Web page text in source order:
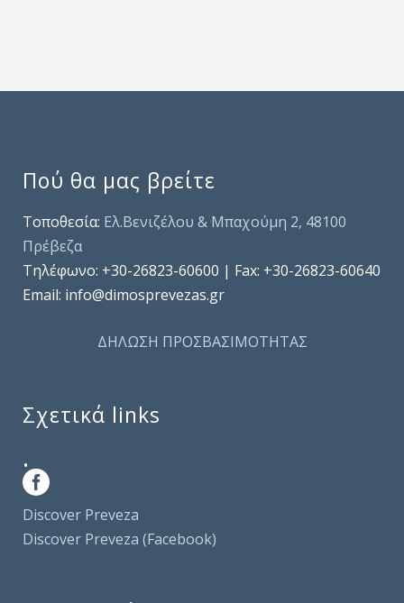
Πού θα μας βρείτε
Τοποθεσία: Ελ.Βενιζέλου & Μπαχούμη 2, 48100
Πρέβεζα
Τηλέφωνo: +30-26823-60600 | Fax: +30-26823-60640
Email: info@dimosprevezas.gr
ΔΗΛΩΣΗ ΠΡΟΣΒΑΣΙΜΟΤΗΤΑΣ
Σχετικά links
.
Discover Preveza
Discover Preveza (Facebook)